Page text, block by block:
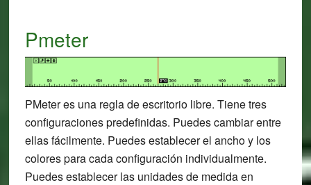
Pmeter
PMeter es una regla de escritorio libre. Tiene tres
configuraciones predefinidas. Puedes cambiar entre
ellas fácilmente. Puedes establecer el ancho y los
colores para cada configuración individualmente.
Puedes establecer las unidades de medida en